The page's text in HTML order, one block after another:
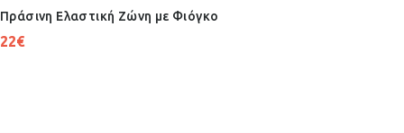
Πράσινη Ελαστική Ζώνη με Φιόγκο
22€